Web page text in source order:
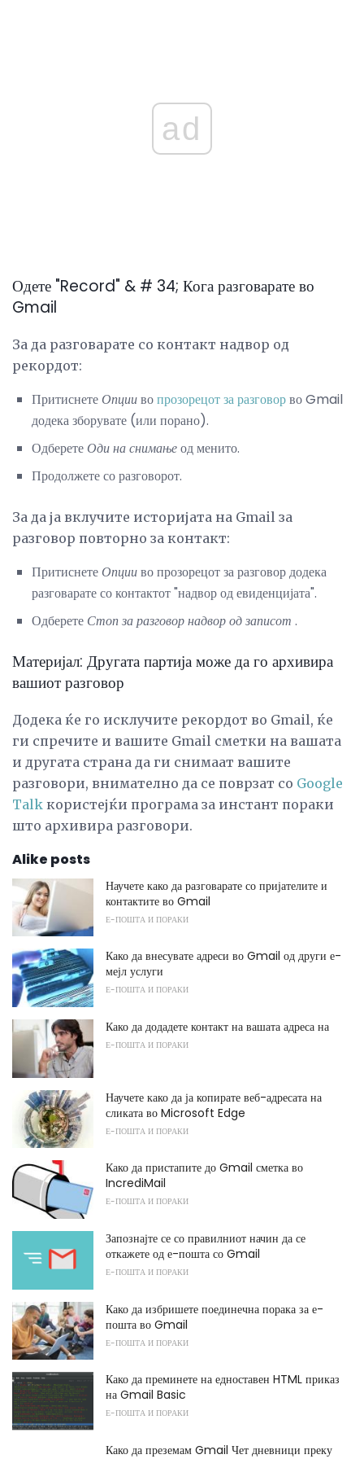
ad
Одете "Record" & # 34; Кога разговарате во
Gmail
За да разговарате со контакт надвор од
рекордот:
ПритиснетеОпциивопрозорецот за разговорво Gmail
додека зборувате (или порано).
ОдберетеОди на снимањеод менито.
Продолжете со разговорот.
За да ја вклучите историјата на Gmail за
разговор повторно за контакт:
ПритиснетеОпцииво прозорецот за разговор додека
разговарате со контактот "надвор од евиденцијата".
Одберете Стоп за разговор надвор од записот .
Материјал: Другата партија може да го архивира
вашиот разговор
Додека ќе го исклучите рекордот во Gmail, ќе
ги спречите и вашите Gmail сметки на вашата
и другата страна да ги снимаат вашите
разговори, внимателно да се поврзат со Google
Talk користејќи програма за инстант пораки
што архивира разговори.
Alike posts
Научете како да разговарате со пријателите и
контактите во Gmail
Е-ПОШТА И ПОРАКИ
Како да внесувате адреси во Gmail од други е-
мејл услуги
Е-ПОШТА И ПОРАКИ
Како да додадете контакт на вашата адреса на
Е-ПОШТА И ПОРАКИ
Научете како да ја копирате веб-адресата на
сликата во Microsoft Edge
Е-ПОШТА И ПОРАКИ
Како да пристапите до Gmail сметка во
IncrediMail
Е-ПОШТА И ПОРАКИ
Запознајте се со правилниот начин да се
откажете од е-пошта со Gmail
Е-ПОШТА И ПОРАКИ
Како да избришете поединечна порака за е-
пошта во Gmail
Е-ПОШТА И ПОРАКИ
Како да преминете на едноставен HTML приказ
на Gmail Basic
Е-ПОШТА И ПОРАКИ
Како да преземам Gmail Чет дневници преку